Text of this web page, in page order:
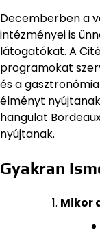
Decemberben a
intézményei is
látogatókat. A
programokat
és a
élményt
hangulat
nyújtanak.
Gyakran
Mikor